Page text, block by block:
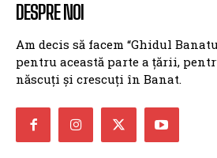
DESPRE NOI
Am decis să facem “Ghidul
pentru această parte a țării,
născuți și crescuți în Banat.